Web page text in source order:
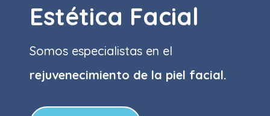
Estética Facial
Somos especialistas en el
rejuvenecimiento de la piel facial.